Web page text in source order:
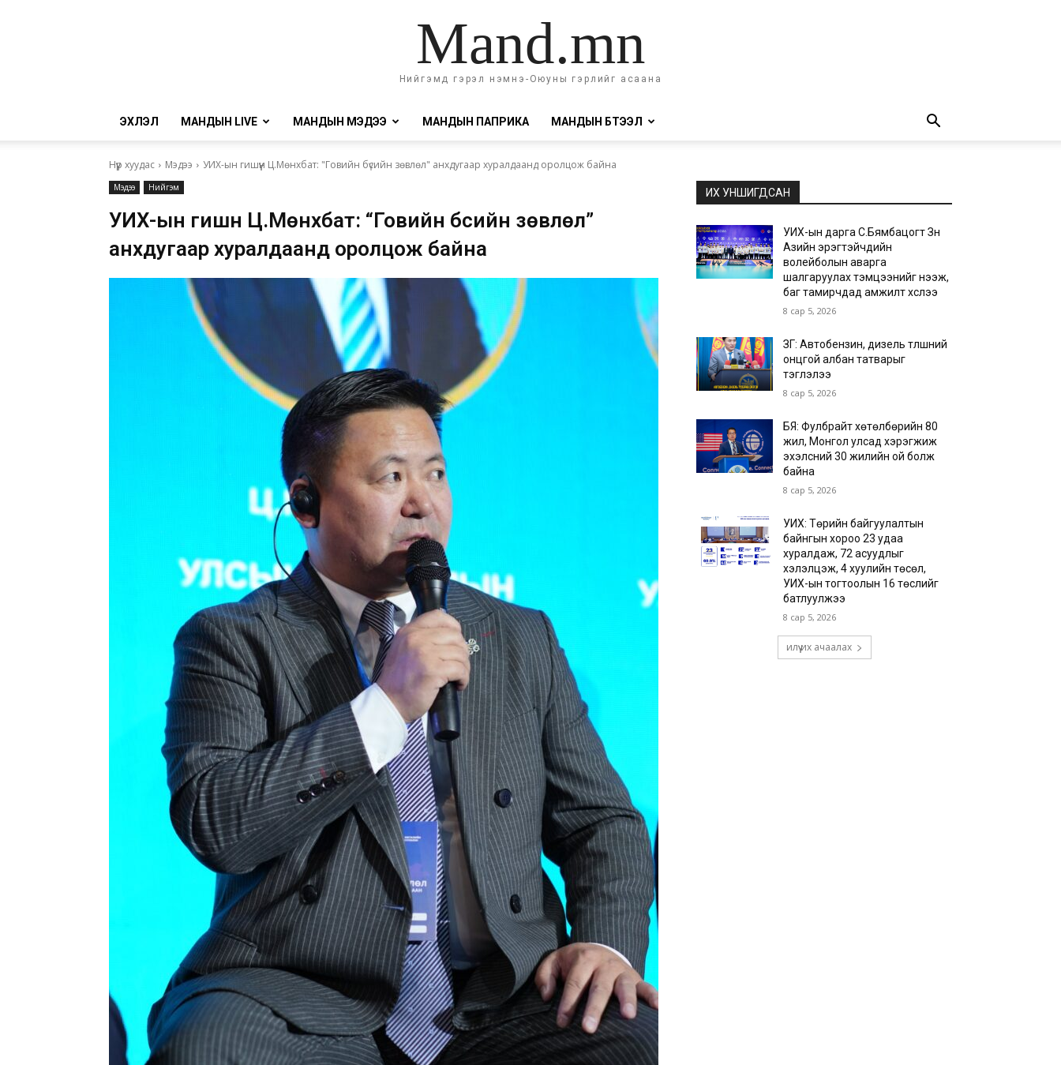
Mand.mn
Нийгэмд гэрэл нэмнэ-Оюуны гэрлийг асаана
ЭХЛЭЛ МАНДЫН LIVE МАНДЫН МЭДЭЭ МАНДЫН ПАПРИКА МАНДЫН БҮТЭЭЛ
Нүүр хуудас Мэдээ УИХ-ын гишүүн Ц.Мөнхбат: "Говийн бүсийн зөвлөл" анхдугаар хуралдаанд оролцож байна
Мэдээ Нийгэм
УИХ-ын гишүүн Ц.Мөнхбат: “Говийн бүсийн зөвлөл”
анхдугаар хуралдаанд оролцож байна
ИХ УНШИГДСАН
УИХ-ын дарга С.Бямбацогт Зүүн
Азийн эрэгтэйчүүдийн
волейболын аварга
шалгаруулах тэмцээнийг нээж,
баг тамирчдад амжилт хүслээ
8 сар 5, 2026
ЗГ: Автобензин, дизель түлшний
онцгой албан татварыг
тэглэлээ
8 сар 5, 2026
БЯ: Фулбрайт хөтөлбөрийн 80
жил, Монгол улсад хэрэгжиж
эхэлсний 30 жилийн ой болж
байна
8 сар 5, 2026
УИХ: Төрийн байгуулалтын
байнгын хороо 23 удаа
хуралдаж, 72 асуудлыг
хэлэлцэж, 4 хуулийн төсөл,
УИХ-ын тогтоолын 16 төслийг
батлуулжээ
8 сар 5, 2026
илүү их ачаалах